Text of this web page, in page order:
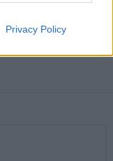
Privacy Policy
révolutionnaire pour